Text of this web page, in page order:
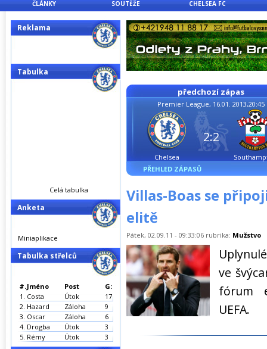
ČLÁNKY SOUTĚŽE CHELSEA FC
předchozí zápas
Premier League, 16.01. 2013,20:45
Chelsea
2:2
PŘEHLED ZÁPASŮ
Villas-Boas se
elitě
Pátek, 02.09.11 - 09:33:06 rubrika: Mužstvo
ve
fórum
UEFA.
Reklama
Tabulka
Celá tabulka
Anketa
Miniaplikace
Tabulka střelců
#.Jméno Post
G:
1. Costa Útok
17
2. Hazard Záloha
9
3. Oscar Záloha
6
4. Drogba Útok
3
5. Rémy Útok 3